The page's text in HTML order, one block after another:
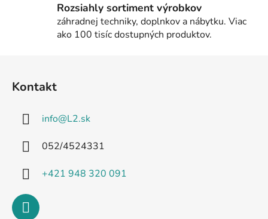
Rozsiahly sortiment výrobkov
záhradnej techniky, doplnkov a nábytku. Viac
ako 100 tisíc dostupných produktov.
Kontakt
info@L2.sk
052/4524331
+421 948 320 091